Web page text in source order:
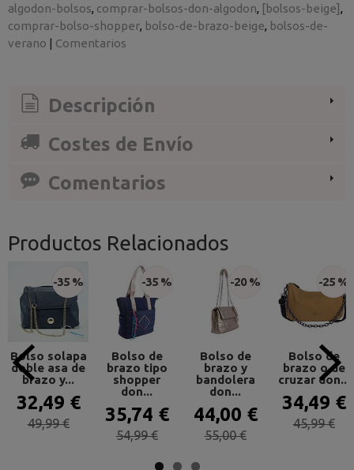
algodon-bolsos comprar-bolsos-don-algodon [bolsos-beige]
comprar-bolso-shopper bolso-de-brazo-beige bolsos-de-
verano | Comentarios
Descripción
Costes de Envío
Comentarios
Productos Relacionados
-35 %
Bolso solapa
doble asa de
brazo y...
32,49 €
49,99 €
-35 %
Bolso de
brazo tipo
shopper
don...
35,74 €
54,99 €
-20 %
Bolso de
brazo y
bandolera
don...
44,00 €
55,00 €
-25 %
Bolso de
brazo o de
cruzar don...
34,49 €
45,99 €